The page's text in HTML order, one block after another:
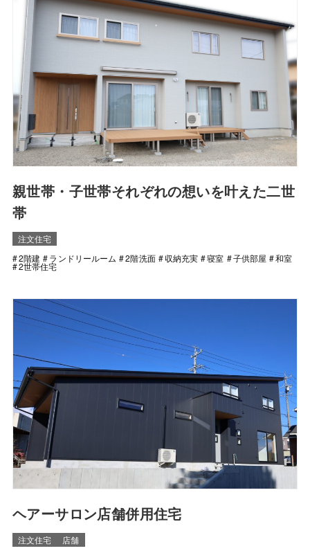
親世帯・子世帯それぞれの想いを叶えた二世
帯
注文住宅
2階建
ランドリールーム 2階洗面 収納充実 寝室 子供部屋 和室
2世帯住宅
ヘアーサロン店舗併用住宅
注文住宅
店舗